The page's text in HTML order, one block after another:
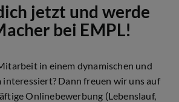
jetzt und werde
bei EMPL!
in einem dynamischen und
interessiert? Dann freuen wir uns auf
Onlinebewerbung (Lebenslauf,